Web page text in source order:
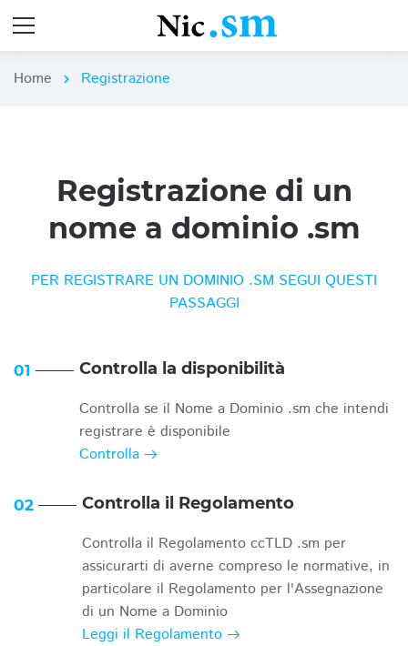
Home chevron_right Registrazione
Registrazione di un
nome a dominio .sm
PER REGISTRARE UN DOMINIO .SM SEGUI QUESTI
PASSAGGI
01 Controlla la disponibilità
Controlla se il Nome a Dominio .sm che intendi
registrare è disponibile
Controlla
02 Controlla il Regolamento
Controlla il Regolamento ccTLD .sm per
assicurarti di averne compreso le normative, in
particolare il Regolamento per l'Assegnazione
di un Nome a Dominio
Leggi il Regolamento